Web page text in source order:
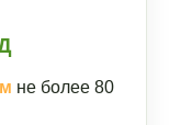
не более 80